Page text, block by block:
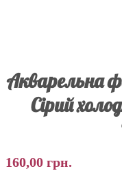
Акварельна
Сірий
160,00 грн.